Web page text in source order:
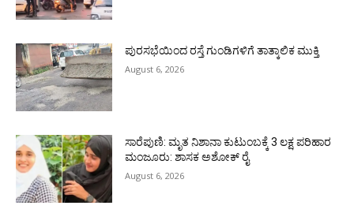
ಪುರಸಭೆಯಿಂದ ರಸ್ತೆ ಗುಂಡಿಗಳಿಗೆ ತಾತ್ಕಾಲಿಕ ಮುಕ್ತಿ
August 6, 2026
ಸಾರೆಪುಣಿ: ಮೃತ ನಿಶಾನಾ ಕುಟುಂಬಕ್ಕೆ 3 ಲಕ್ಷ ಪರಿಹಾರ
ಮಂಜೂರು: ಶಾಸಕ ಅಶೋಕ್ ರೈ
August 6, 2026